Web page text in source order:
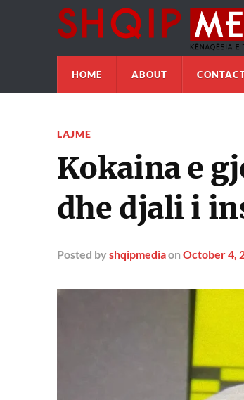
HOME ABOUT
LAJME
Kokaina e
dhe djali i
Posted by shqipmediaon October 4,